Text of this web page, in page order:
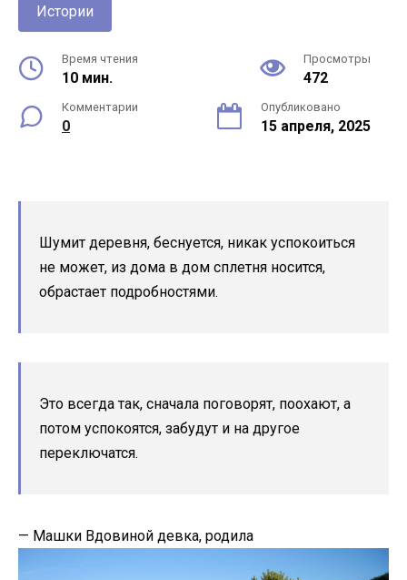
Истории
Время чтения
10 мин.
Просмотры
472
Комментарии
0
Опубликовано
15 апреля, 2025
Шумит деревня, беснуется, никак успокоиться
не может, из дома в дом сплетня носится,
обрастает подробностями.
Это всегда так, сначала поговорят, поохают, а
потом успокоятся, забудут и на другое
переключатся.
— Машки Вдовиной девка, родила